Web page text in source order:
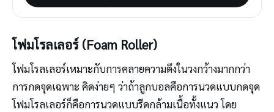
โฟมโรลเลอร์ (Foam Roller)
โฟมโรลเลอร์เหมาะกับการคลายความตึงในวงกว้างมากกว่า
การกดจุดเฉพาะ คิดง่ายๆ ว่าถ้าลูกบอลคือการนวดแบบกดจุด
โฟมโรลเลอร์ก็คือการนวดแบบรีดกล้ามเนื้อทั้งแนว โดย